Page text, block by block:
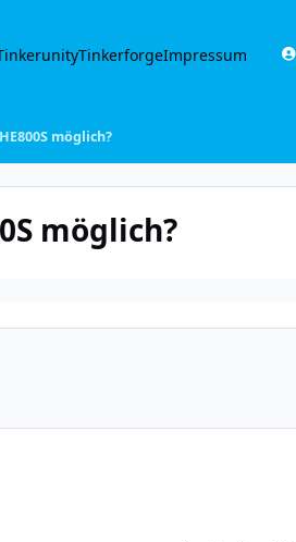
TinkerforgeImpressum
möglich?
möglich?